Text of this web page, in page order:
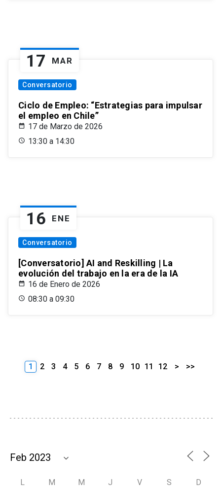
17 MAR
Conversatorio
Ciclo de Empleo: “Estrategias para impulsar
el empleo en Chile”
17 de Marzo de 2026
13:30 a 14:30
16 ENE
Conversatorio
[Conversatorio] AI and Reskilling | La
evolución del trabajo en la era de la IA
16 de Enero de 2026
08:30 a 09:30
1 2 3 4 5 6 7 8 9 10 11 12 > >>
L M M J V S D